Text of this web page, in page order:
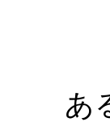
あ